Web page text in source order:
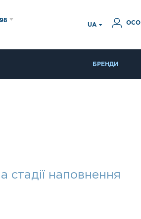
UA
БРЕНДИ
стадії наповнення